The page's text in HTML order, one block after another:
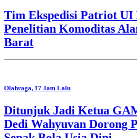
Tim Ekspedisi Patriot UI
Penelitian Komoditas
Barat
Olahraga, 17 Jam Lalu
Ditunjuk Jadi Ketua
Dedi Wahyuvan Dorong